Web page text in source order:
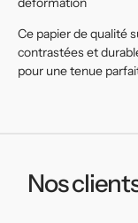
Ce papier de qualité
contrastées et
pour une tenue
Nos